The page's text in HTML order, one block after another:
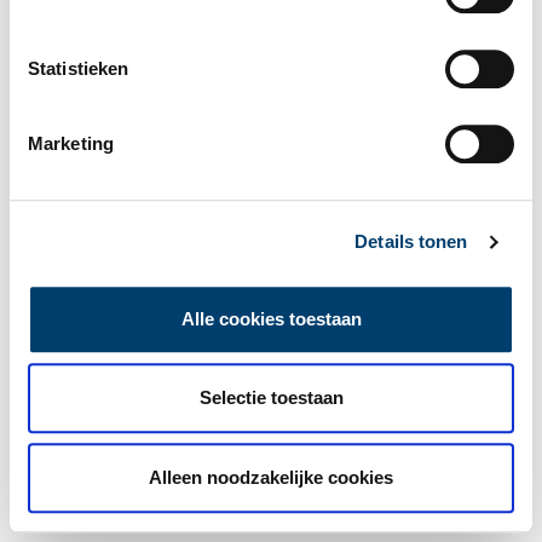
Statistieken
Marketing
Details tonen
Alle cookies toestaan
Selectie toestaan
Alleen noodzakelijke cookies